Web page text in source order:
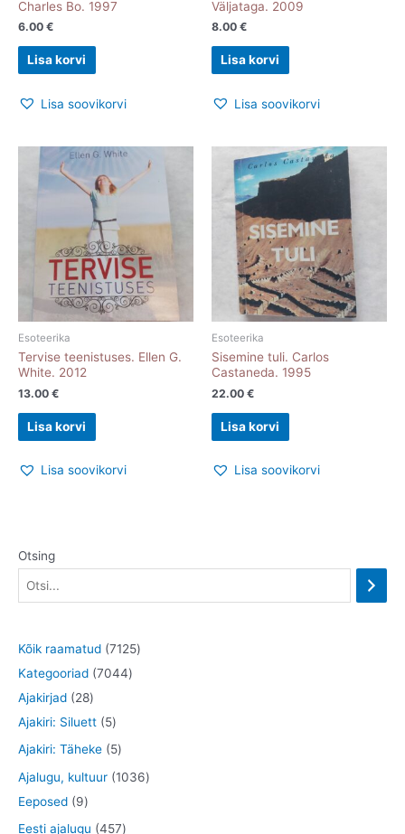
Charles Bo. 1997
6.00 €
Lisa korvi
Lisa soovikorvi
Väljataga. 2009
8.00 €
Lisa korvi
Lisa soovikorvi
Esoteerika
Tervise teenistuses. Ellen G.
White. 2012
13.00 €
Lisa korvi
Lisa soovikorvi
Esoteerika
Sisemine tuli. Carlos
Castaneda. 1995
22.00 €
Lisa korvi
Lisa soovikorvi
Otsing
Kõik raamatud 71257
o
Kategooriad 70447
t
Ajakirjad 282
8
t
Ajakiri: Siluett 55
t
o
Ajakiri: Täheke 55
t
o
Ajalugu, kultuur 10361
Eeposed 99
t
Eesti ajalugu 4574